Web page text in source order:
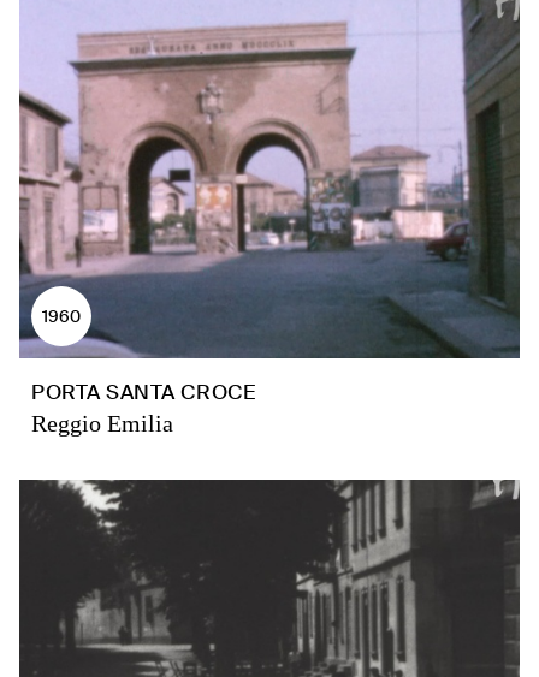
1960
PORTA SANTA CROCE
Reggio Emilia